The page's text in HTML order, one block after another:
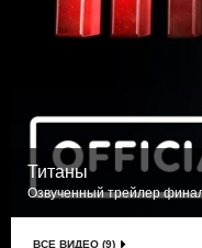
Титаны
Озвученный трейлер
ВСЕ ВИДЕО (9)